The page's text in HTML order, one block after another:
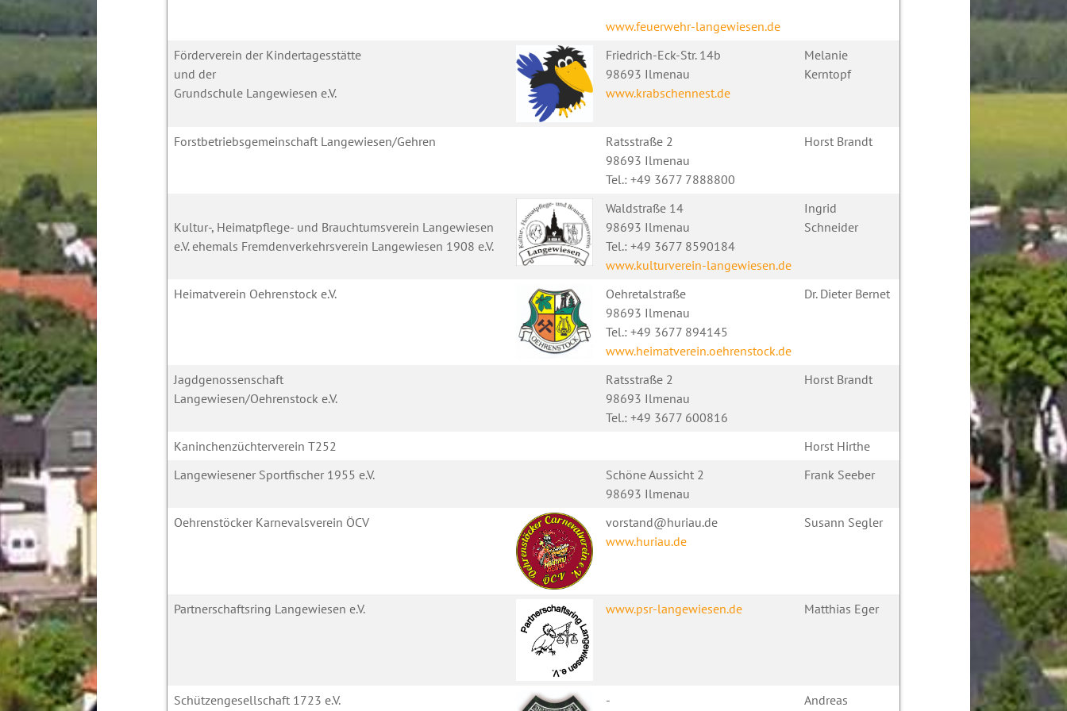
www.feuerwehr-langewiesen.de
Förderverein der Kindertagesstätte
und der
Grundschule Langewiesen e.V.
Friedrich-Eck-Str. 14b
98693 Ilmenau
www.krabschennest.de
Melanie
Kerntopf
Forstbetriebsgemeinschaft Langewiesen/Gehren
Ratsstraße 2
98693 Ilmenau
Tel.: +49 3677 7888800
Horst Brandt
Kultur-, Heimatpflege- und Brauchtumsverein Langewiesen
e.V. ehemals Fremdenverkehrsverein Langewiesen 1908 e.V.
Waldstraße 14
98693 Ilmenau
Tel.: +49 3677 8590184
www.kulturverein-langewiesen.de
Ingrid
Schneider
Heimatverein Oehrenstock e.V.
Oehretalstraße
98693 Ilmenau
Tel.: +49 3677 894145
www.heimatverein.oehrenstock.de
Dr. Dieter Bernet
Jagdgenossenschaft
Langewiesen/Oehrenstock e.V.
Ratsstraße 2
98693 Ilmenau
Tel.: +49 3677 600816
Horst Brandt
Kaninchenzüchterverein T252
Horst Hirthe
Langewiesener Sportfischer 1955 e.V.
Schöne Aussicht 2
98693 Ilmenau
Frank Seeber
Oehrenstöcker Karnevalsverein ÖCV
vorstand@huriau.de
www.huriau.de
Susann Segler
Partnerschaftsring Langewiesen e.V. www.psr-langewiesen.de Matthias Eger
Schützengesellschaft 1723 e.V. - Andreas